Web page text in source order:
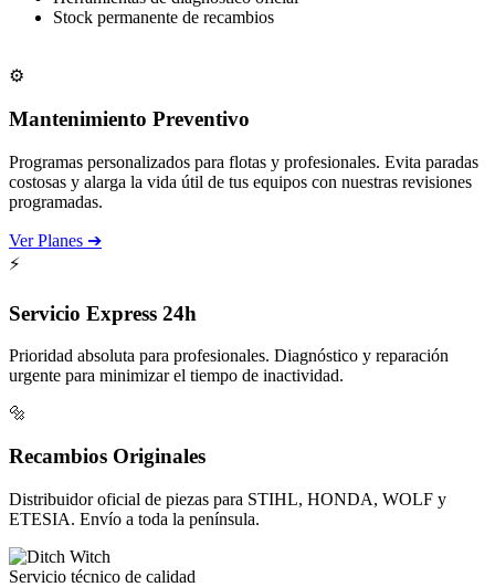
Stock permanente de recambios
⚙️
Mantenimiento Preventivo
Programas personalizados para flotas y profesionales. Evita paradas
costosas y alarga la vida útil de tus equipos con nuestras revisiones
programadas.
Ver Planes ➔
⚡
Servicio Express 24h
Prioridad absoluta para profesionales. Diagnóstico y reparación
urgente para minimizar el tiempo de inactividad.
🔩
Recambios Originales
Distribuidor oficial de piezas para STIHL, HONDA, WOLF y
ETESIA. Envío a toda la península.
Servicio técnico de calidad